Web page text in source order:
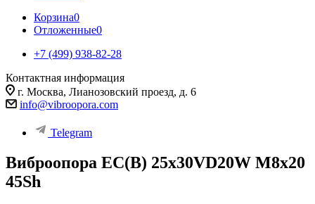
Корзина0
Отложенные0
+7 (499) 938-82-28
Контактная информация
г. Москва, Лианозовский проезд, д. 6
info@vibroopora.com
Telegram
Виброопора EC(B) 25x30VD20W M8x20
45Sh